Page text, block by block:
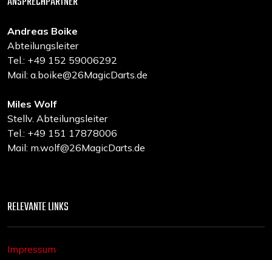
Andreas Boike
Abteilungsleiter
Tel.: +49 152 59006292
Mail: a.boike@26MagicDarts.de
Miles Wolf
Stellv. Abteilungsleiter
Tel.: +49 151 17878006
Mail: m.wolf@26MagicDarts.de
RELEVANTE LINKS
Impressum